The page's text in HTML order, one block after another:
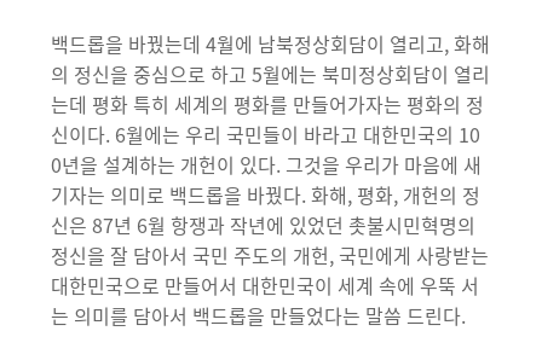
백드롭을 바꿨는데 4월에 남북정상회담이 열리고, 화해
의 정신을 중심으로 하고 5월에는 북미정상회담이 열리
는데 평화 특히 세계의 평화를 만들어가자는 평화의 정
신이다. 6월에는 우리 국민들이 바라고 대한민국의 10
0년을 설계하는 개헌이 있다. 그것을 우리가 마음에 새
기자는 의미로 백드롭을 바꿨다. 화해, 평화, 개헌의 정
신은 87년 6월 항쟁과 작년에 있었던 촛불시민혁명의
정신을 잘 담아서 국민 주도의 개헌, 국민에게 사랑받는
대한민국으로 만들어서 대한민국이 세계 속에 우뚝 서
는 의미를 담아서 백드롭을 만들었다는 말씀 드린다.